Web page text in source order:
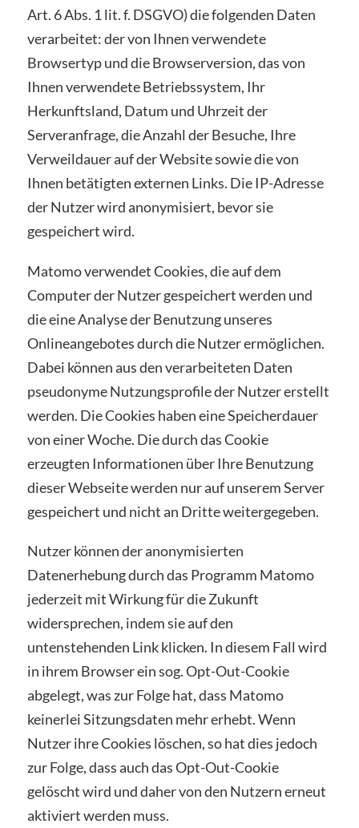
Art. 6 Abs. 1 lit. f. DSGVO) die folgenden Daten
verarbeitet: der von Ihnen verwendete
Browsertyp und die Browserversion, das von
Ihnen verwendete Betriebssystem, Ihr
Herkunftsland, Datum und Uhrzeit der
Serveranfrage, die Anzahl der Besuche, Ihre
Verweildauer auf der Website sowie die von
Ihnen betätigten externen Links. Die IP-Adresse
der Nutzer wird anonymisiert, bevor sie
gespeichert wird.
Matomo verwendet Cookies, die auf dem
Computer der Nutzer gespeichert werden und
die eine Analyse der Benutzung unseres
Onlineangebotes durch die Nutzer ermöglichen.
Dabei können aus den verarbeiteten Daten
pseudonyme Nutzungsprofile der Nutzer erstellt
werden. Die Cookies haben eine Speicherdauer
von einer Woche. Die durch das Cookie
erzeugten Informationen über Ihre Benutzung
dieser Webseite werden nur auf unserem Server
gespeichert und nicht an Dritte weitergegeben.
Nutzer können der anonymisierten
Datenerhebung durch das Programm Matomo
jederzeit mit Wirkung für die Zukunft
widersprechen, indem sie auf den
untenstehenden Link klicken. In diesem Fall wird
in ihrem Browser ein sog. Opt-Out-Cookie
abgelegt, was zur Folge hat, dass Matomo
keinerlei Sitzungsdaten mehr erhebt. Wenn
Nutzer ihre Cookies löschen, so hat dies jedoch
zur Folge, dass auch das Opt-Out-Cookie
gelöscht wird und daher von den Nutzern erneut
aktiviert werden muss.